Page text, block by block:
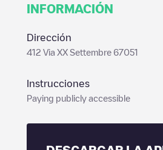
INFORMACIÓN
Dirección
412 Via XX Settembre 67051
Instrucciones
Paying publicly accessible